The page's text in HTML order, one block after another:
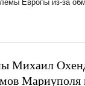
Михаил